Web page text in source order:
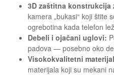
3D zaštitna konstrukcija
kamera „bukasi“ koji štite
ogrebotina kada telefon
Debeli i ojačani uglovi:
padova — posebno oko
Visokokvalitetni
materijala koji su mekani